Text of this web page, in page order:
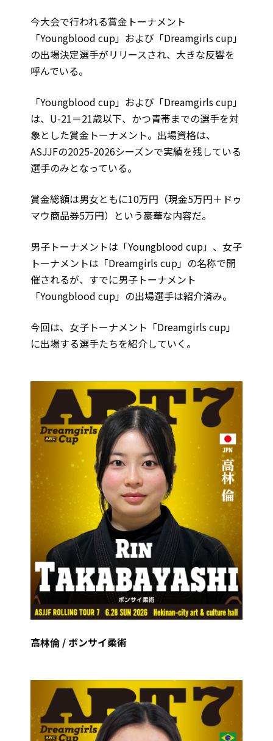
今大会で行われる賞金トーナメント
「Youngblood cup」および「Dreamgirls cup」
の出場決定選手がリリースされ、大きな反響を
呼んでいる。
「Youngblood cup」および「Dreamgirls cup」
は、U-21＝21歳以下、かつ青帯までの選手を対
象とした賞金トーナメント。出場資格は、
ASJJFの2025-2026シーズンで実績を残している
選手のみとなっている。
賞金総額は男女ともに10万円（現金5万円＋ドゥ
マウ商品券5万円）という豪華な内容だ。
男子トーナメントは「Youngblood cup」、女子
トーナメントは「Dreamgirls cup」の名称で開
催されるが、すでに男子トーナメント
「Youngblood cup」の出場選手は紹介済み。
今回は、女子トーナメント「Dreamgirls cup」
に出場する選手たちを紹介していく。
高林倫 / ボンサイ柔術